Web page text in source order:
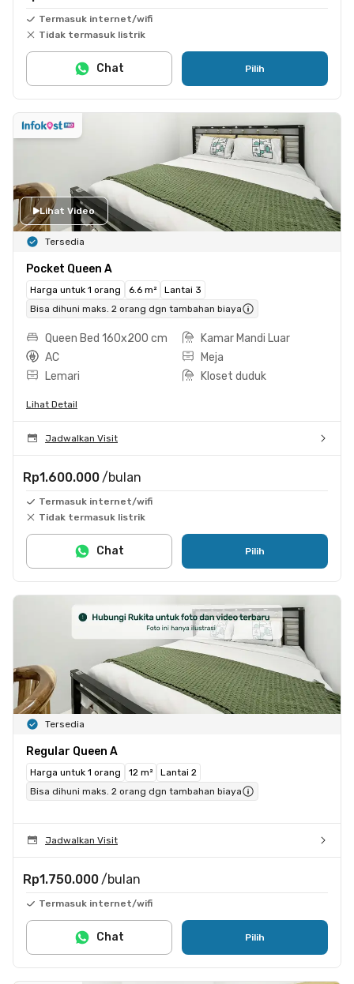
Termasuk internet/wifi
Tidak termasuk listrik
Pilih
Chat
Lihat Video
Tersedia
Pocket Queen A
Harga untuk 1 orang 6.6 m²
Lantai 3
Bisa dihuni maks. 2 orang dgn tambahan biaya
Queen Bed 160x200 cm
Kamar Mandi Luar
AC
Meja
Lemari
Kloset duduk
Lihat Detail
Jadwalkan Visit
Rp1.600.000 /bulan
Termasuk internet/wifi
Tidak termasuk listrik
Pilih
Chat
Tersedia
Regular Queen A
Harga untuk 1 orang 12 m²
Lantai 2
Bisa dihuni maks. 2 orang dgn tambahan biaya
Jadwalkan Visit
Rp1.750.000 /bulan
Termasuk internet/wifi
Pilih
Chat